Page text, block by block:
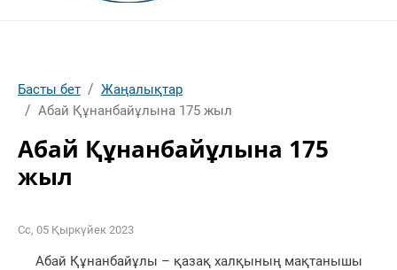
Басты бет
Жаңалықтар
Абай Құнанбайұлына 175 жыл
Абай Құнанбайұлына 175
жыл
Сс, 05 Қыркүйек 2023
Абай Құнанбайұлы – қазақ халқының мақтанышы